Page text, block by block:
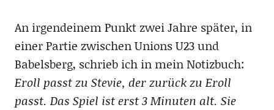
An irgendeinem Punkt zwei Jahre später, in
einer Partie zwischen Unions U23 und
Babelsberg, schrieb ich in mein Notizbuch:
Eroll passt zu Stevie, der zurück zu Eroll
passt. Das Spiel ist erst 3 Minuten alt. Sie